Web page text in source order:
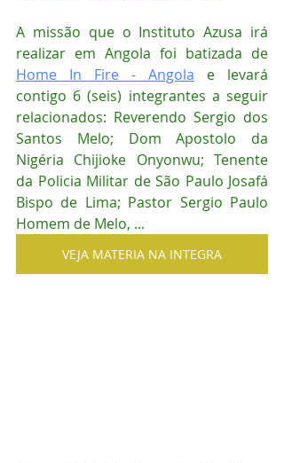
A missão que o Instituto Azusa irá
Home In Fire - Angola e levará
contigo 6 (seis) integrantes a seguir
relacionados: Reverendo Sergio dos
Santos Melo; Dom Apostolo da
Nigéria Chijioke Onyonwu; Tenente
da Policia Militar de São Paulo Josafá
Bispo de Lima; Pastor Sergio Paulo
Homem de Melo, ...
VEJA MATERIA NA INTEGRA